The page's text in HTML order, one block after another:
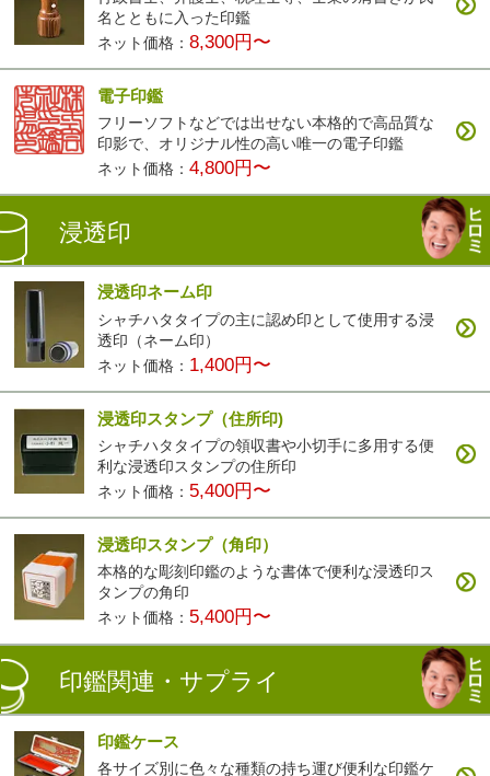
名とともに入った印鑑
ネット価格：8,300円〜
電子印鑑
フリーソフトなどでは出せない本格的で高品質な
印影で、オリジナル性の高い唯一の電子印鑑
ネット価格：4,800円〜
浸透印
浸透印ネーム印
シャチハタタイプの主に認め印として使用する浸
透印（ネーム印）
ネット価格： 1,400円〜
浸透印スタンプ（住所印)
シャチハタタイプの領収書や小切手に多用する便
利な浸透印スタンプの住所印
ネット価格： 5,400円〜
浸透印スタンプ（角印）
本格的な彫刻印鑑のような書体で便利な浸透印ス
タンプの角印
ネット価格： 5,400円〜
印鑑関連・サプライ
印鑑ケース
各サイズ別に色々な種類の持ち運び便利な印鑑ケ